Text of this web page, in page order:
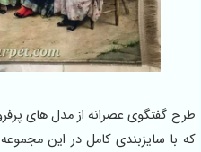
طرح گفتگوی عصرانه از مدل های
که با سایزبندی کامل در این